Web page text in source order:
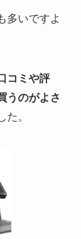
多いですよ
コミや評
うのがよさ
。